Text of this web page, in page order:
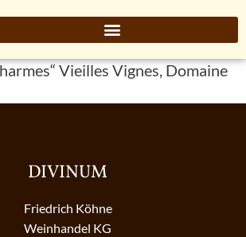
Vieilles Vignes, Domaine
DIVINUM
Friedrich Köhne
Weinhandel KG